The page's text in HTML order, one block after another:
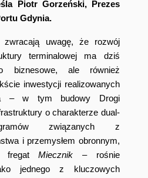
Piotr Gorzeński, Prezes
Gdynia.
zwracają uwagę, że rozwój
terminalowej ma dziś
biznesowe, ale również
inwestycji realizowanych
– w tym budowy Drogi
o charakterze dual-
związanych z
i przemysłem obronnym,
fregat
Miecznik
– rośnie
jednego z kluczowych